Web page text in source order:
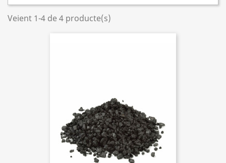
Veient 1-4 de 4 producte(s)